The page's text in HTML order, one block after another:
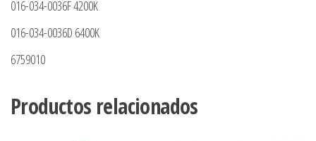
016-034-0036F 4200K
016-034-0036D 6400K
6759010
Productos relacionados